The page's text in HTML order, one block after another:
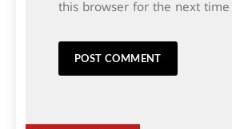
this browser for the next